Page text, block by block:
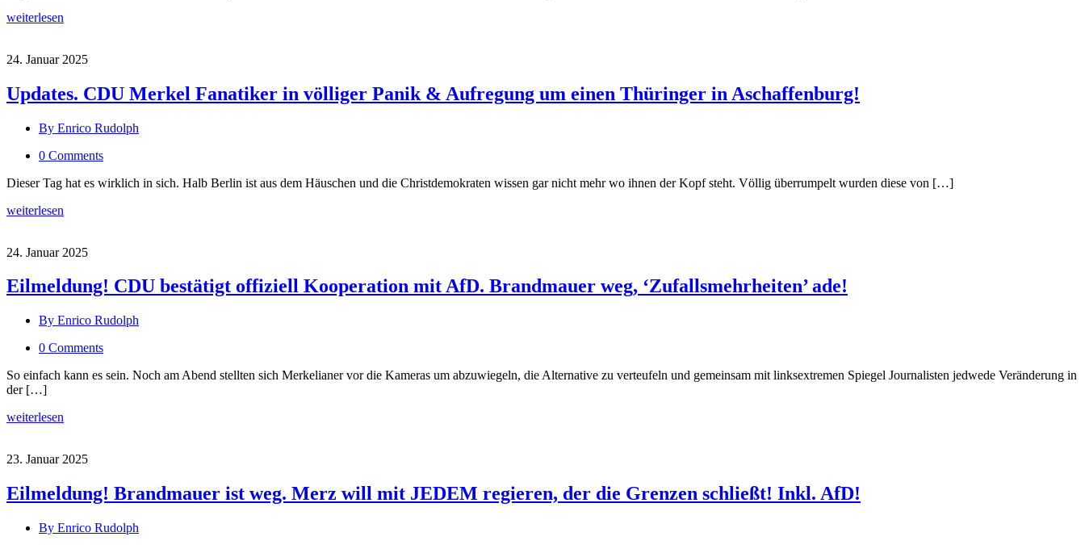
weiterlesen
24. Januar 2025
Updates. CDU Merkel Fanatiker in völliger Panik & Aufregung um einen Thüringer in Aschaffenburg!
By Enrico Rudolph
0 Comments
Dieser Tag hat es wirklich in sich. Halb Berlin ist aus dem Häuschen und die Christdemokraten wissen gar nicht mehr wo ihnen der Kopf steht. Völlig überrumpelt wurden diese von […]
weiterlesen
24. Januar 2025
Eilmeldung! CDU bestätigt offiziell Kooperation mit AfD. Brandmauer weg, ‘Zufallsmehrheiten’ ade!
By Enrico Rudolph
0 Comments
So einfach kann es sein. Noch am Abend stellten sich Merkelianer vor die Kameras um abzuwiegeln, die Alternative zu verteufeln und gemeinsam mit linksextremen Spiegel Journalisten jedwede Veränderung in
der […]
weiterlesen
23. Januar 2025
Eilmeldung! Brandmauer ist weg. Merz will mit JEDEM regieren, der die Grenzen schließt! Inkl. AfD!
By Enrico Rudolph